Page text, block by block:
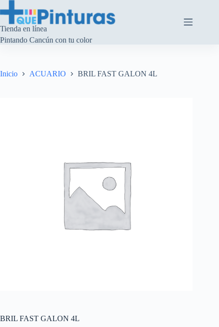
al
contenido
Tienda en línea
Pintando Cancún con tu color
Inicio ACUARIO BRIL FAST GALON 4L
BRIL FAST GALON 4L